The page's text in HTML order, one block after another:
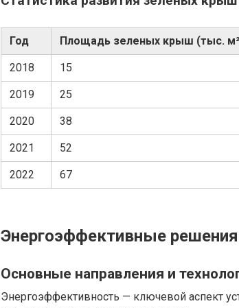
Год Площадь зеленых крыш (тыс.
2018 15
2019 25
2020 38
2021 52
2022 67
Энергоэффективные
Основные направления и
Энергоэффективность — ключевой аспект